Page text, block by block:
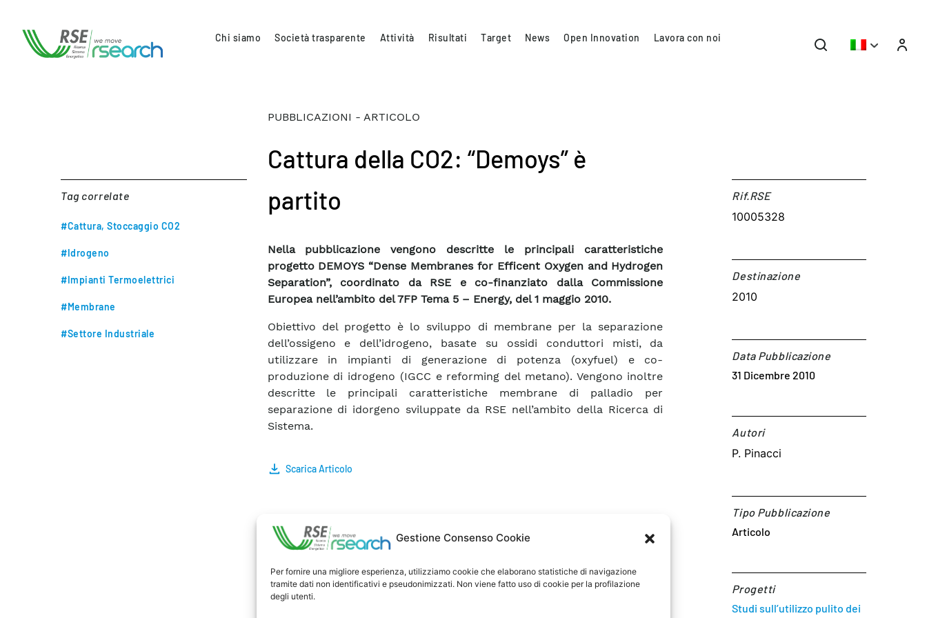
Gestione Consenso Cookie
Per fornire una migliore esperienza, utilizziamo cookie che elaborano statistiche di navigazione
tramite dati non identificativi e pseudonimizzati. Non viene fatto uso di cookie per la profilazione
degli utenti.
Chi siamo Società trasparente Attività Risultati Target News Open Innovation Lavora con noi
Tag correlate
#Cattura, Stoccaggio CO2
#Idrogeno
#Impianti Termoelettrici
#Membrane
#Settore Industriale
PUBBLICAZIONI - ARTICOLO
Cattura della CO2: “Demoys” è
partito
Nella pubblicazione vengono descritte le principali caratteristiche
progetto DEMOYS “Dense Membranes for Efficent Oxygen and Hydrogen
Separation”, coordinato da RSE e co-finanziato dalla Commissione
Europea nell’ambito del 7FP Tema 5 – Energy, del 1 maggio 2010.
Obiettivo del progetto è lo sviluppo di membrane per la separazione
dell’ossigeno e dell’idrogeno, basate su ossidi conduttori misti, da
utilizzare in impianti di generazione di potenza (oxyfuel) e co-
produzione di idrogeno (IGCC e reforming del metano). Vengono inoltre
descritte le principali caratteristiche membrane di palladio per
separazione di idorgeno sviluppate da RSE nell’ambito della Ricerca di
Sistema.
Scarica Articolo
Rif.RSE​
10005328
Destinazione​
2010
Data Pubblicazione
31 Dicembre 2010
Autori​
P. Pinacci
Tipo Pubblicazione
Articolo
Progetti
Studi sull’utilizzo pulito dei